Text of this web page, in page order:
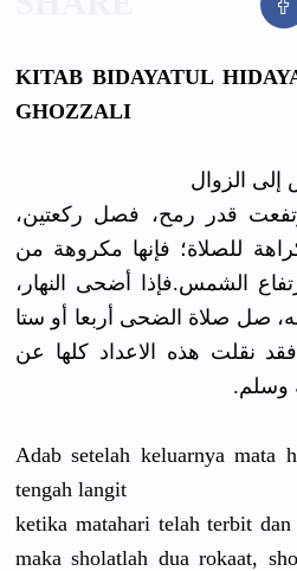
KITAB BIDAYATUL
GHOZZALI
الزوال
قدر رمح، فصل ركعتين،
للصلاة؛ فإنها مكروهة من
الشمس.فإذا أضحى النهار،
صل صلاة الضحى أربعا أو ستا
فقد نقلت هذه الاعداد كلها عن
وسلم.
Adab setelah keluarnya mata
tengah langit
ketika matahari telah terbit
maka sholatlah dua rokaat,